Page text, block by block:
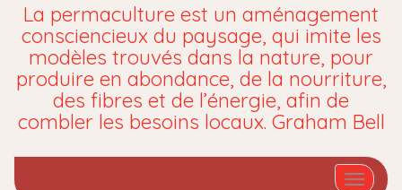
La permaculture est un aménagement
consciencieux du paysage, qui imite les
modèles trouvés dans la nature, pour
produire en abondance, de la nourriture,
des fibres et de l’énergie, afin de
combler les besoins locaux. Graham Bell